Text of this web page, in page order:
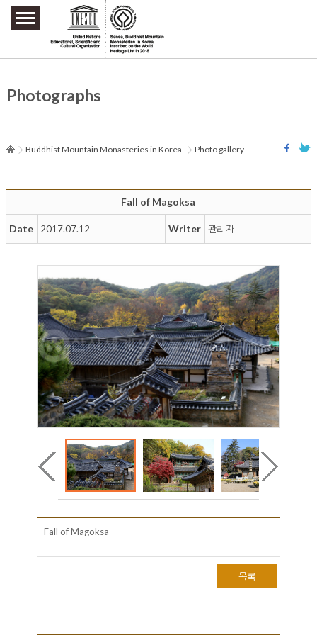
주요메뉴 바로가기
본문 바로가기
하단메뉴 바로가기
Photographs
Buddhist Mountain Monasteries in Korea Photo gallery
Fall of Magoksa
Date 2017.07.12 Writer 관리자
Fall of Magoksa
목록